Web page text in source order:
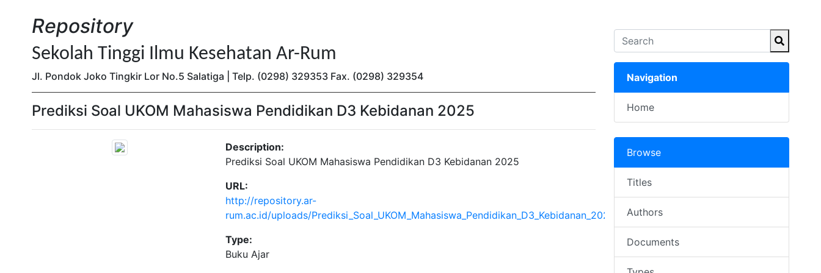
Repository
Sekolah Tinggi Ilmu Kesehatan Ar-Rum
Jl. Pondok Joko Tingkir Lor No.5 Salatiga | Telp. (0298) 329353 Fax. (0298) 329354
Prediksi Soal UKOM Mahasiswa Pendidikan D3 Kebidanan 2025
Description:
Prediksi Soal UKOM Mahasiswa Pendidikan D3 Kebidanan 2025
URL:
http://repository.ar-
rum.ac.id/uploads/Prediksi_Soal_UKOM_Mahasiswa_Pendidikan_D3_Kebidanan_2025.pdf
Type:
Buku Ajar
Navigation
Home
Browse
Titles
Authors
Documents